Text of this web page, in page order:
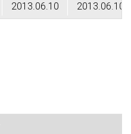
2013.06.10 2013.06.10